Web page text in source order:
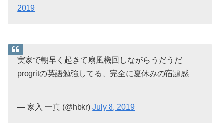
2019
実家で朝早く起きて扇風機回しながらうだうだ
progritの英語勉強してる、完全に夏休みの宿題感
— 家入 一真 (@hbkr)July 8, 2019